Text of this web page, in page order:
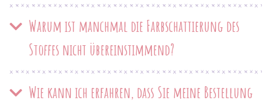
Warum ist manchmal die Farbschattierung des
Stoffes nicht übereinstimmend?
Wie kann ich erfahren, dass Sie meine Bestellung